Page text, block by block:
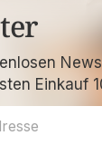
Einkauf